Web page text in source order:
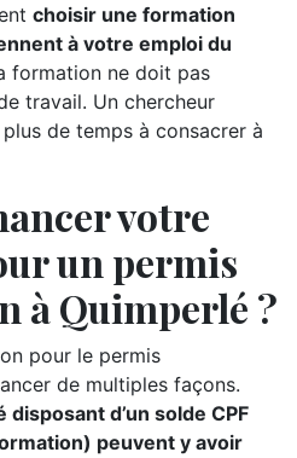
choisir une formation
à votre emploi du
formation ne doit pas
travail. Un chercheur
de temps à consacrer à
votre
un permis
à Quimperlé ?
pour le permis
de multiples façons.
d’un solde CPF
peuvent y avoir